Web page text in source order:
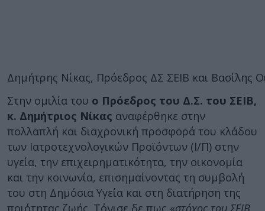
Δημήτρης Νίκας, Πρόεδρος ΔΣ ΣΕΙΒ και Βασίλης
Στην ομιλία του ο Πρόεδρος του Δ.Σ. του ΣΕΙΒ,
κ. Δημήτριος Νίκας αναφέρθηκε στην
πολλαπλή και διαχρονική προσφορά του κλάδου
των Ιατροτεχνολογικών Προϊόντων (Ι/Π) στην
υγεία, την επιχειρηματικότητα, την οικονομία
και την κοινωνία, επισημαίνοντας τη συμβολή
του στη Δημόσια Υγεία και στη διατήρηση της
ποιότητας ζωής. Τόνισε δε πως «στόχος του ΣΕΙΒ